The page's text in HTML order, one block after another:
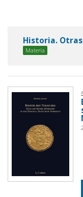
Historia.
Materia